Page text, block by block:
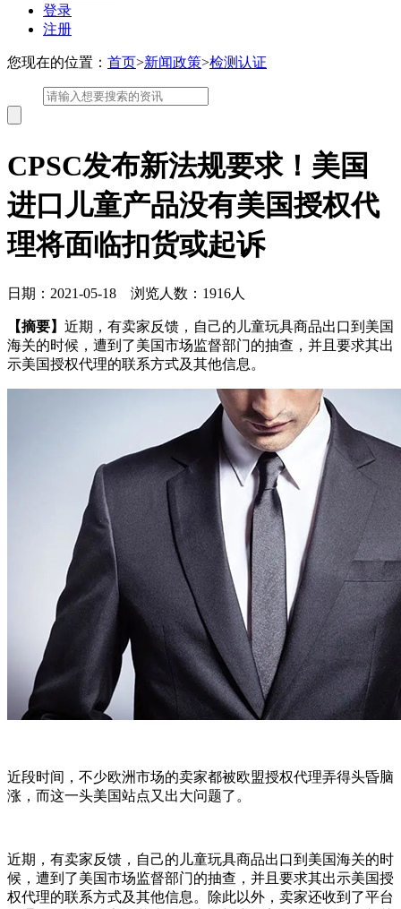
登录
注册
您现在的位置： 首页>新闻政策>检测认证
CPSC发布新法规要求！美国
进口儿童产品没有美国授权代
理将面临扣货或起诉
日期：2021-05-18 浏览人数：1916人
【摘要】 近期，有卖家反馈，自己的儿童玩具商品出口到美国
海关的时候，遭到了美国市场监督部门的抽查，并且要求其出
示美国授权代理的联系方式及其他信息。
近段时间，不少欧洲市场的卖家都被欧盟授权代理弄得头昏脑
涨，而这一头美国站点又出大问题了。
近期，有卖家反馈，自己的儿童玩具商品出口到美国海关的时
候，遭到了美国市场监督部门的抽查，并且要求其出示美国授
权代理的联系方式及其他信息。除此以外，卖家还收到了平台